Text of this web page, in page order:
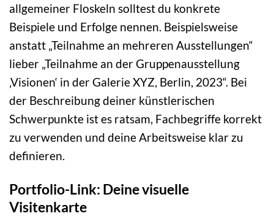
allgemeiner Floskeln solltest du konkrete
Beispiele und Erfolge nennen. Beispielsweise
anstatt „Teilnahme an mehreren Ausstellungen“
lieber „Teilnahme an der Gruppenausstellung
‚Visionen‘ in der Galerie XYZ, Berlin, 2023“. Bei
der Beschreibung deiner künstlerischen
Schwerpunkte ist es ratsam, Fachbegriffe korrekt
zu verwenden und deine Arbeitsweise klar zu
definieren.
Portfolio-Link: Deine visuelle
Visitenkarte